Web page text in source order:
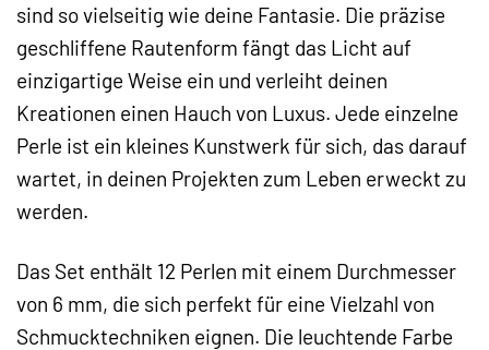
sind so vielseitig wie deine Fantasie. Die präzise
geschliffene Rautenform fängt das Licht auf
einzigartige Weise ein und verleiht deinen
Kreationen einen Hauch von Luxus. Jede einzelne
Perle ist ein kleines Kunstwerk für sich, das darauf
wartet, in deinen Projekten zum Leben erweckt zu
werden.
Das Set enthält 12 Perlen mit einem Durchmesser
von 6 mm, die sich perfekt für eine Vielzahl von
Schmucktechniken eignen. Die leuchtende Farbe